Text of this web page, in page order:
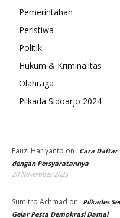
Pemerintahan
Peristiwa
Politik
Hukum & Kriminalitas
Olahraga
Pilkada Sidoarjo 2024
Fauzi Hariyanto on
Cara Daftar
dengan Persyaratannya
20 November 2025
Sumitro Achmad on
Pilkades
Gelar Pesta Demokrasi Damai